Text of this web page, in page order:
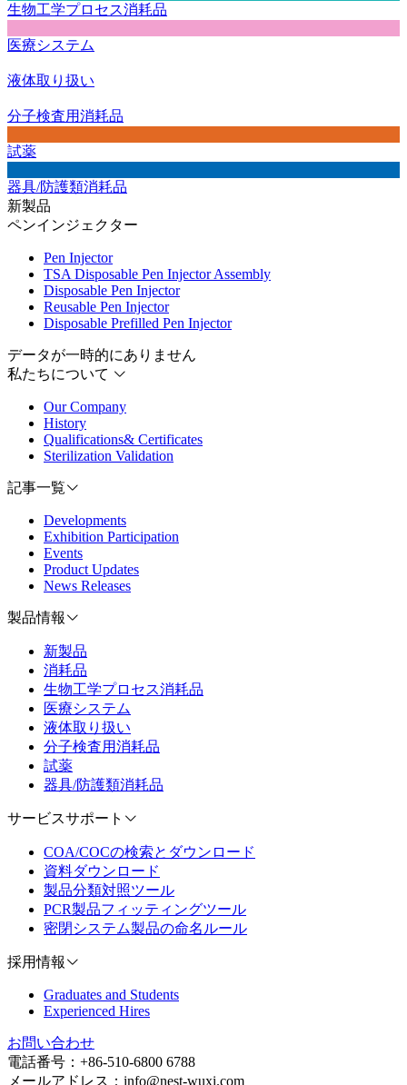
生物工学プロセス消耗品
医療システム
液体取り扱い
分子検査用消耗品
試薬
器具/防護類消耗品
新製品
ペンインジェクター
Pen Injector
TSA Disposable Pen Injector Assembly
Disposable Pen Injector
Reusable Pen Injector
Disposable Prefilled Pen Injector
データが一時的にありません
私たちについて
Our Company
History
Qualifications& Certificates
Sterilization Validation
記事一覧
Developments
Exhibition Participation
Events
Product Updates
News Releases
製品情報
新製品
消耗品
生物工学プロセス消耗品
医療システム
液体取り扱い
分子検査用消耗品
試薬
器具/防護類消耗品
サービスサポート
COA/COCの検索とダウンロード
資料ダウンロード
製品分類対照ツール
PCR製品フィッティングツール
密閉システム製品の命名ルール
採用情報
Graduates and Students
Experienced Hires
お問い合わせ
電話番号：+86-510-6800 6788
メールアドレス：info@nest-wuxi.com